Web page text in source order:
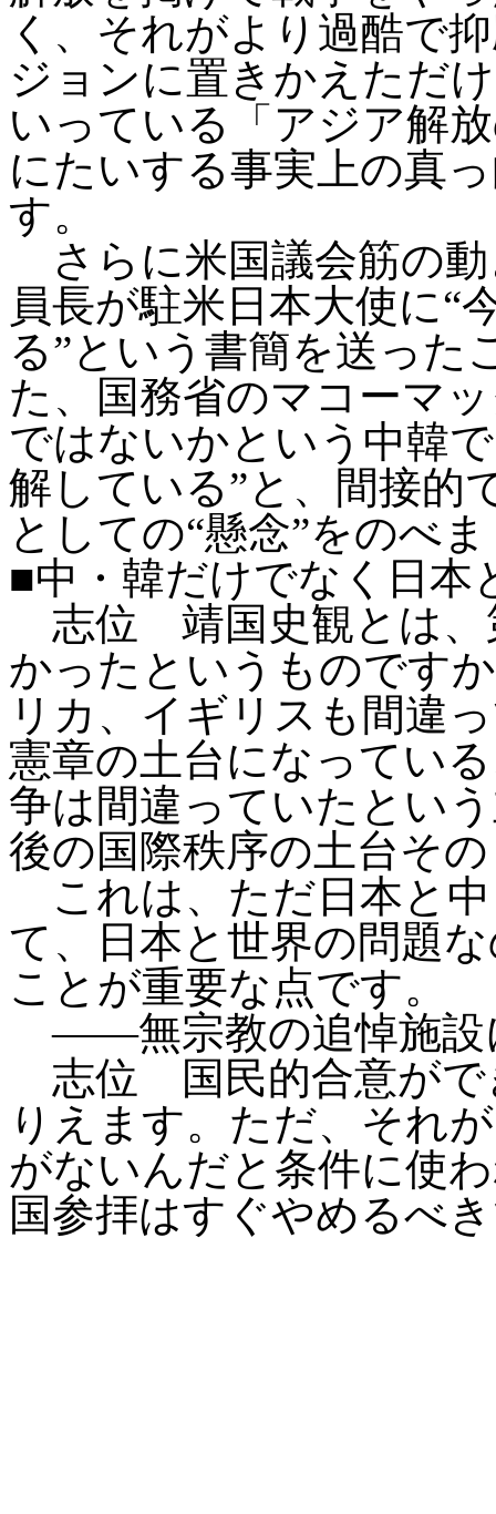
く、それがより過酷で
ジョンに置きかえただ
いっている「アジア解
にたいする事実上の真
す。
さらに米国議会筋の
員長が駐米日本大使に“
る”という書簡を送った
た、国務省のマコーマ
ではないかという中韓
解している”と、間接的
としての“懸念”をのべ
■中・韓だけでなく日本
志位 靖国史観とは、
かったというものです
リカ、イギリスも間違
憲章の土台になってい
争は間違っていたとい
後の国際秩序の土台そ
これは、ただ日本と
て、日本と世界の問題
ことが重要な点です。
――無宗教の追悼施設
志位 国民的合意がで
りえます。ただ、それ
がないんだと条件に使
国参拝はすぐやめるべ